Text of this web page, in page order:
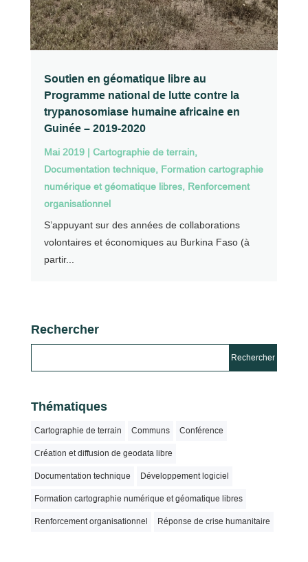
Soutien en géomatique libre au
Programme national de lutte contre la
trypanosomiase humaine africaine en
Guinée – 2019-2020
Mai 2019| Cartographie de terrain,
Documentation technique, Formation cartographie
numérique et géomatique libres, Renforcement
organisationnel
S’appuyant sur des années de collaborations
volontaires et économiques au Burkina Faso (à
partir...
Rechercher
Thématiques
Cartographie de terrain Communs Conférence
Création et diffusion de geodata libre
Documentation technique Développement logiciel
Formation cartographie numérique et géomatique libres
Renforcement organisationnel Réponse de crise humanitaire